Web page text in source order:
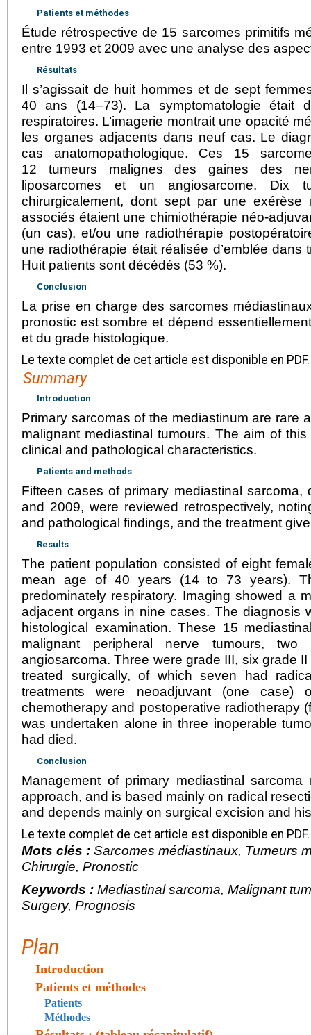
Patients et méthodes
Étude rétrospective de 15 sarcomes primitifs
entre 1993 et 2009 avec une analyse des
Résultats
Il s’agissait de huit hommes et de sept
40 ans (14–73). La symptomatologie était
respiratoires. L’imagerie montrait une opacité
les organes adjacents dans neuf cas. Le
cas anatomopathologique. Ces 15
12 tumeurs malignes des gaines des
liposarcomes et un angiosarcome. Dix
chirurgicalement, dont sept par une exérèse
associés étaient une chimiothérapie néo-
(un cas), et/ou une radiothérapie
une radiothérapie était réalisée d’emblée dans
Huit patients sont décédés (53 %).
Conclusion
La prise en charge des sarcomes
pronostic est sombre et dépend
et du grade histologique.
Le texte complet de cet article est disponible en PDF.
Summary
Introduction
Primary sarcomas of the mediastinum are rare
malignant mediastinal tumours. The aim of
clinical and pathological characteristics.
Patients and methods
Fifteen cases of primary mediastinal sarcoma,
and 2009, were reviewed retrospectively,
and pathological findings, and the treatment
Results
The patient population consisted of eight
mean age of 40 years (14 to 73 years).
predominately respiratory. Imaging showed a
adjacent organs in nine cases. The diagnosis
histological examination. These 15
malignant peripheral nerve tumours, two
angiosarcoma. Three were grade III, six grade
treated surgically, of which seven had
treatments were neoadjuvant (one case)
chemotherapy and postoperative radiotherapy
was undertaken alone in three inoperable
had died.
Conclusion
Management of primary mediastinal sarcoma
approach, and is based mainly on radical
and depends mainly on surgical excision and
Le texte complet de cet article est disponible en PDF.
Mots clés : Sarcomes médiastinaux, Tumeurs
Chirurgie, Pronostic
Keywords : Mediastinal sarcoma, Malignant
Surgery, Prognosis
Plan
Introduction
Patients et méthodes
Patients
Méthodes